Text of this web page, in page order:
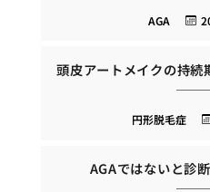
AGA
頭皮アートメイクの持続
円形脱毛症
AGAではないと診